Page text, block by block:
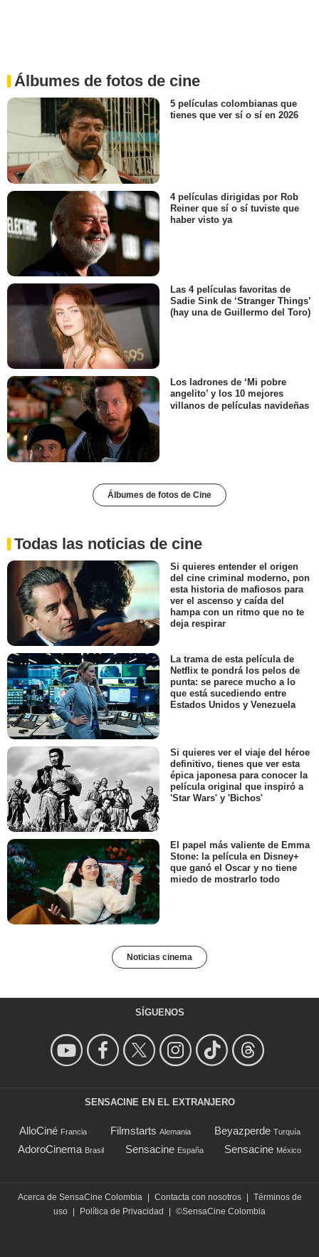
Álbumes de fotos de cine
5 películas colombianas que
tienes que ver sí o sí en 2026
4 películas dirigidas por Rob
Reiner que sí o sí tuviste que
haber visto ya
Las 4 películas favoritas de
Sadie Sink de ‘Stranger Things’
(hay una de Guillermo del Toro)
Los ladrones de ‘Mi pobre
angelito’ y los 10 mejores
villanos de películas navideñas
Álbumes de fotos de Cine
Todas las noticias de cine
Si quieres entender el origen
del cine criminal moderno, pon
esta historia de mafiosos para
ver el ascenso y caída del
hampa con un ritmo que no te
deja respirar
La trama de esta película de
Netflix te pondrá los pelos de
punta: se parece mucho a lo
que está sucediendo entre
Estados Unidos y Venezuela
Si quieres ver el viaje del héroe
definitivo, tienes que ver esta
épica japonesa para conocer la
película original que inspiró a
'Star Wars' y 'Bichos'
El papel más valiente de Emma
Stone: la película en Disney+
que ganó el Oscar y no tiene
miedo de mostrarlo todo
Noticias cinema
SÍGUENOS
SENSACINE EN EL EXTRANJERO
AlloCiné Francia Filmstarts Alemania Beyazperde Turquía
AdoroCinema Brasil Sensacine España Sensacine México
Acerca de SensaCine Colombia Contacta con nosotros
Términos de
uso
Política de Privacidad ©SensaCine Colombia